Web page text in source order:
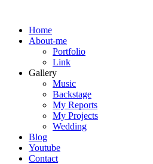
Home
About-me
Portfolio
Link
Gallery
Music
Backstage
My Reports
My Projects
Wedding
Blog
Youtube
Contact